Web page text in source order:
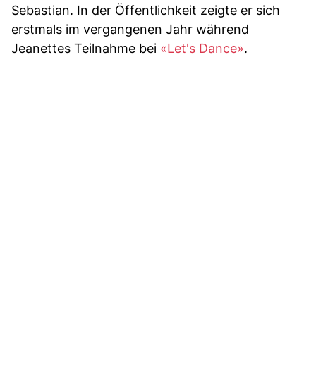
Sebastian. In der Öffentlichkeit zeigte er sich
erstmals im vergangenen Jahr während
Jeanettes Teilnahme bei «Let's Dance».